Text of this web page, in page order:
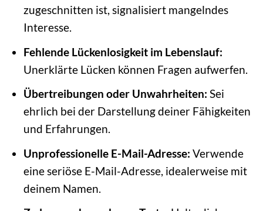
zugeschnitten ist, signalisiert mangelndes
Interesse.
Fehlende Lückenlosigkeit im Lebenslauf:
Unerklärte Lücken können Fragen aufwerfen.
Übertreibungen oder Unwahrheiten: Sei
ehrlich bei der Darstellung deiner Fähigkeiten
und Erfahrungen.
Unprofessionelle E-Mail-Adresse: Verwende
eine seriöse E-Mail-Adresse, idealerweise mit
deinem Namen.